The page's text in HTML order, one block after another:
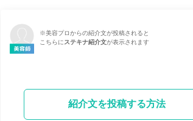
※美容プロからの紹介文が投稿されると
こちらにステキナ紹介文が表示されます
紹介文を投稿する方法